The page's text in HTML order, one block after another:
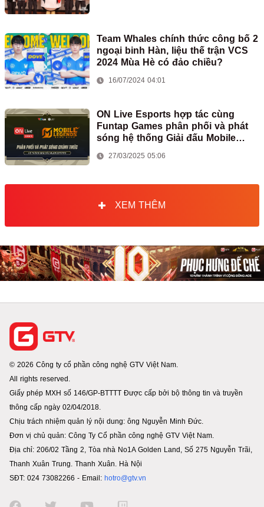
Team Whales chính thức công bố 2
ngoại binh Hàn, liệu thế trận VCS
2024 Mùa Hè có đảo chiều?
16/07/2024 04:01
ON Live Esports hợp tác cùng
Funtap Games phân phối và phát
sóng hệ thống Giải đấu Mobile
27/03/2025 05:06
XEM THÊM
© 2026 Công ty cổ phần công nghệ GTV Việt Nam.
All rights reserved.
Giấy phép MXH số 146/GP-BTTTT Được cấp bởi bộ thông tin và truyền
thông cấp ngày 02/04/2018.
Chịu trách nhiệm quản lý nội dung: ông Nguyễn Minh Đức.
Đơn vị chủ quản: Công Ty Cổ phần công nghệ GTV Việt Nam.
Địa chỉ: 206/02 Tầng 2, Tòa nhà No1A Golden Land, Số 275 Nguyễn Trãi,
Thanh Xuân Trung. Thanh Xuân. Hà Nội
SĐT: 024 73082266 - Email: hotro@gtv.vn